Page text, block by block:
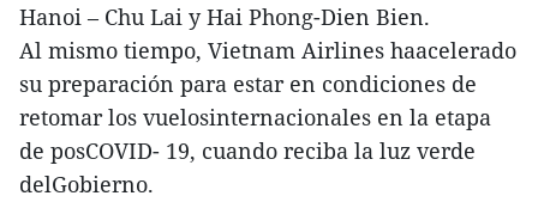
Hanoi – Chu Lai y Hai Phong-Dien Bien.
Al mismo tiempo, Vietnam Airlines haacelerado
su preparación para estar en condiciones de
retomar los vuelosinternacionales en la etapa
de posCOVID- 19, cuando reciba la luz verde
delGobierno.